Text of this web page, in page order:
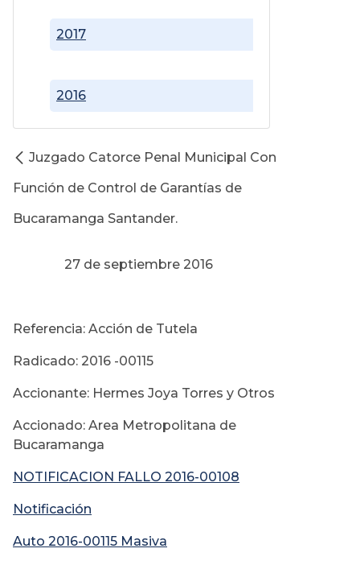
2016
2017
Juzgado Catorce Penal Municipal Con
Función de Control de Garantías de
Bucaramanga Santander.
27 de septiembre 2016
Referencia: Acción de Tutela
Radicado: 2016 -00115
Accionante: Hermes Joya Torres y Otros
Accionado: Area Metropolitana de
Bucaramanga
NOTIFICACION FALLO 2016-00108
Notificación
Auto 2016-00115 Masiva